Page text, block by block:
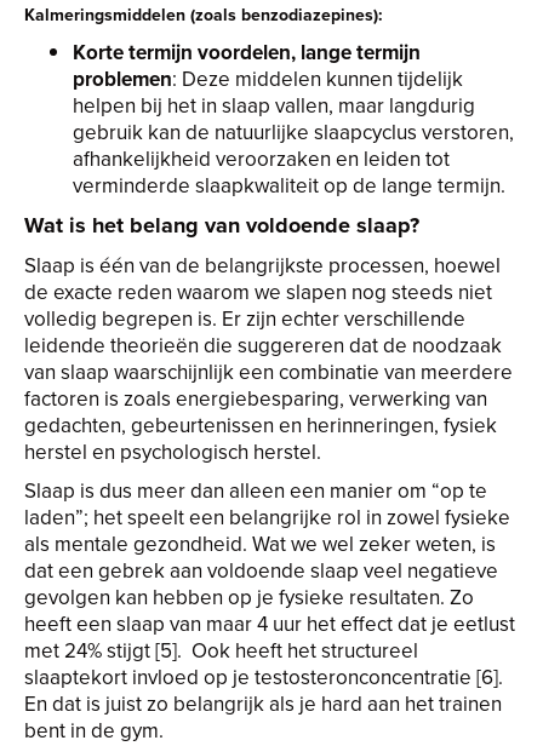
Kalmeringsmiddelen (zoals benzodiazepines):
Korte termijn voordelen, lange termijn
problemen: Deze middelen kunnen tijdelijk
helpen bij het in slaap vallen, maar langdurig
gebruik kan de natuurlijke slaapcyclus verstoren,
afhankelijkheid veroorzaken en leiden tot
verminderde slaapkwaliteit op de lange termijn.
Wat is het belang van voldoende slaap?
Slaap is één van de belangrijkste processen, hoewel
de exacte reden waarom we slapen nog steeds niet
volledig begrepen is. Er zijn echter verschillende
leidende theorieën die suggereren dat de noodzaak
van slaap waarschijnlijk een combinatie van meerdere
factoren is zoals energiebesparing, verwerking van
gedachten, gebeurtenissen en herinneringen, fysiek
herstel en psychologisch herstel.
Slaap is dus meer dan alleen een manier om “op te
laden”; het speelt een belangrijke rol in zowel fysieke
als mentale gezondheid. Wat we wel zeker weten, is
dat een gebrek aan voldoende slaap veel negatieve
gevolgen kan hebben op je fysieke resultaten. Zo
heeft een slaap van maar 4 uur het effect dat je eetlust
met 24% stijgt [5]. Ook heeft het structureel
slaaptekort invloed op je testosteronconcentratie [6].
En dat is juist zo belangrijk als je hard aan het trainen
bent in de gym.